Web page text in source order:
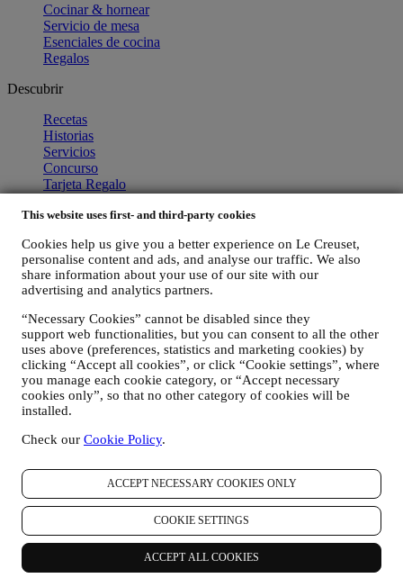
This website uses first- and third-party cookies
Cookies help us give you a better experience on Le Creuset,
personalise content and ads, and analyse our traffic. We also
share information about your use of our site with our
advertising and analytics partners.
“Necessary Cookies” cannot be disabled since they
support web functionalities, but you can consent to all the other
uses above (preferences, statistics and marketing cookies) by
clicking “Accept all cookies”, or click “Cookie settings”, where
you manage each cookie category, or “Accept necessary
cookies only”, so that no other category of cookies will be
installed.
Check our Cookie Policy.
ACCEPT NECESSARY COOKIES ONLY
COOKIE SETTINGS
ACCEPT ALL COOKIES
Cocinar & hornear
Servicio de mesa
Esenciales de cocina
Regalos
Descubrir
Recetas
Historias
Servicios
Concurso
Tarjeta Regalo
Sobre Le Creuset
Nuestro Legado
Nuestra Artesanía
Buscador de Boutiques
Trabaja con nosotros
Ayuda
Cuidado & Uso
Garantía
FAQs
Envíos y devoluciones
Contáctanos
Derecho de desistimiento
LEGAL
Términos y condiciones
Política de privacidad
Aviso Videovigilancia en Tiendas
Condiciones de uso y venta de la tarjeta regalo